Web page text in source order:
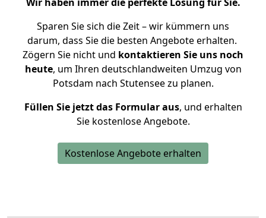
Sparen Sie sich die Zeit – wir kümmern uns
darum, dass Sie die besten Angebote erhalten.
Zögern Sie nicht und kontaktieren Sie uns noch
heute, um Ihren deutschlandweiten Umzug von
Potsdam nach Stutensee zu planen.
Füllen Sie jetzt das Formular aus, und erhalten
Sie kostenlose Angebote.
Kostenlose Angebote erhalten